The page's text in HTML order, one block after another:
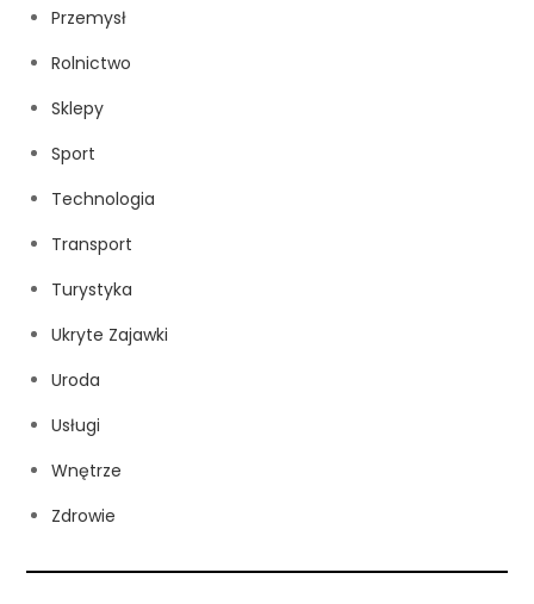
Przemysł
Rolnictwo
Sklepy
Sport
Technologia
Transport
Turystyka
Ukryte Zajawki
Uroda
Usługi
Wnętrze
Zdrowie